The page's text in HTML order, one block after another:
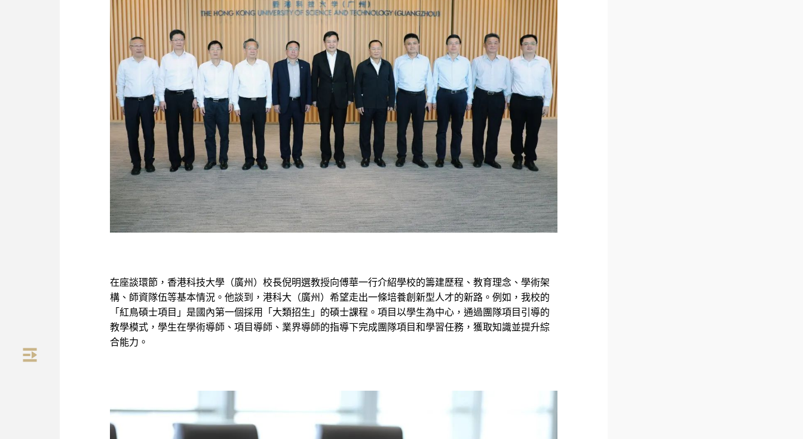
在座談環節，香港科技大學（廣州）校長倪明選教授向傅華一行介紹學校的籌建歷程、教育理念、學術架
構、師資隊伍等基本情況。他談到，港科大（廣州）希望走出一條培養創新型人才的新路。例如，我校的
「紅鳥碩士項目」是國內第一個採用「大類招生」的碩士課程。項目以學生為中心，通過團隊項目引導的
教學模式，學生在學術導師、項目導師、業界導師的指導下完成團隊項目和學習任務，獲取知識並提升綜
合能力。